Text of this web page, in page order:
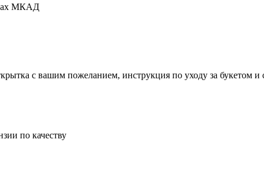
МКАД
с вашим пожеланием, инструкция по уходу за букетом и
по качеству